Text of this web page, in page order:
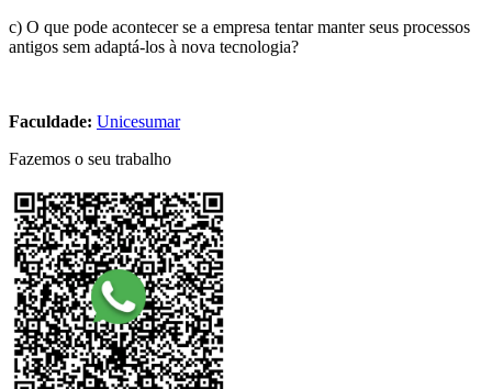
c) O que pode acontecer se a empresa tentar manter seus processos
antigos sem adaptá-los à nova tecnologia?
Faculdade: Unicesumar
Fazemos o seu trabalho